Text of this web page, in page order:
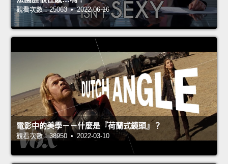
觀看次數：25063 • 2022-06-16
電影中的美學－－什麼是『荷蘭式鏡頭』？
觀看次數：38950 • 2022-03-10